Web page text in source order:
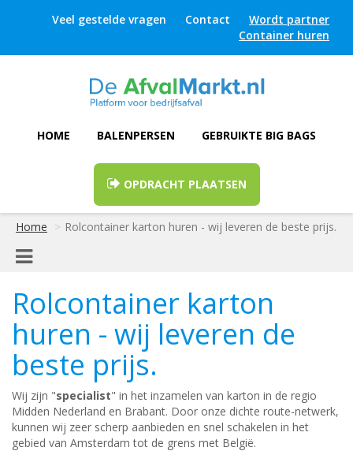
Veel gestelde vragen Contact
Wordt partner
Container huren
HOME BALENPERSEN GEBRUIKTE BIG BAGS
OPDRACHT PLAATSEN
Home Rolcontainer karton huren - wij leveren de beste prijs.
Rolcontainer karton
huren - wij leveren de
beste prijs.
Wij zijn "specialist" in het inzamelen van karton in de regio
Midden Nederland en Brabant. Door onze dichte route-netwerk,
kunnen wij zeer scherp aanbieden en snel schakelen in het
gebied van Amsterdam tot de grens met België.